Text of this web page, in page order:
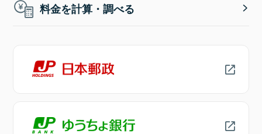
料金を計算・調べる